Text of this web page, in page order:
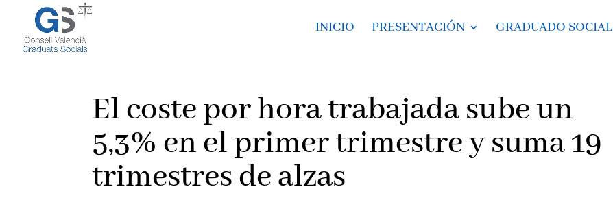
INICIO PRESENTACIÓN GRADUADO SOCIAL
El coste por hora trabajada sube un
5,3% en el primer trimestre y suma 19
trimestres de alzas